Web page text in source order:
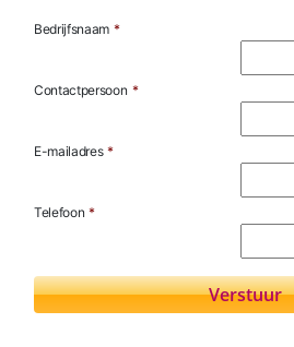
Bedrijfsnaam *
Contactpersoon *
E-mailadres *
Telefoon *